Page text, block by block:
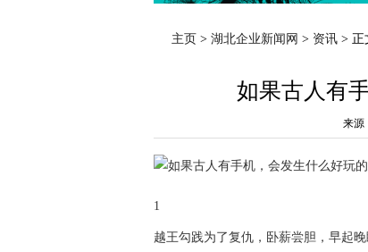
主页 > 湖北企业新闻网 > 资讯 > 正
如果古人有
来源
1
越王勾践为了复仇，卧薪尝胆，早起